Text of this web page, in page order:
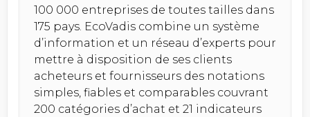
100 000 entreprises de toutes tailles dans
175 pays. EcoVadis combine un système
d’information et un réseau d’experts pour
mettre à disposition de ses clients
acheteurs et fournisseurs des notations
simples, fiables et comparables couvrant
200 catégories d’achat et 21 indicateurs